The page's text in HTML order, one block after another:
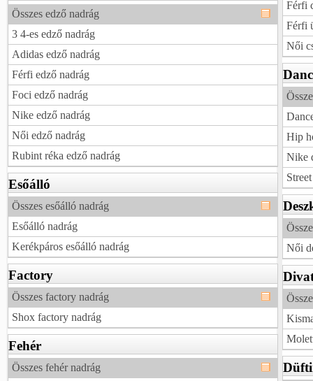
Összes edző nadrág
3 4-es edző nadrág
Adidas edző nadrág
Férfi edző nadrág
Foci edző nadrág
Nike edző nadrág
Női edző nadrág
Rubint réka edző nadrág
Esőálló
Összes esőálló nadrág
Esőálló nadrág
Kerékpáros esőálló nadrág
Factory
Összes factory nadrág
Shox factory nadrág
Fehér
Összes fehér nadrág
Férfi
Férfi
Női
Hip
Nike
Női